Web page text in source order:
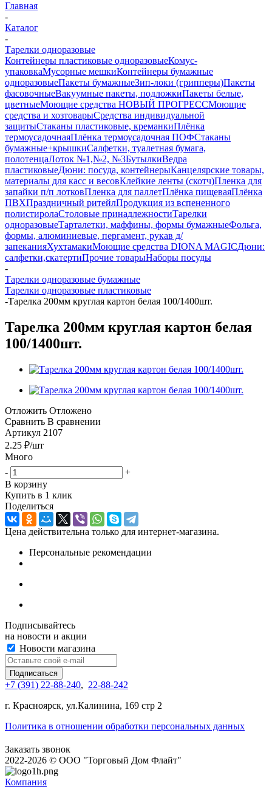
Главная
-
Каталог
-
Тарелки одноразовые
Контейнеры пластиковые одноразовыеКомус-
упаковкаМусорные мешкиКонтейнеры бумажные
одноразовыеПакеты бумажныеЗип-локи (грипперы)Пакеты
фасовочныеВакуумные пакеты, подложкиПакеты белые,
цветныеМоющие средства НОВЫЙ ПРОГРЕССМоющие
средства и хозтоварыСредства индивидуальной
защитыСтаканы пластиковые, креманкиПлёнка
термоусадочнаяПлёнка термоусадочная ПОФСтаканы
бумажные+крышкиСалфетки, туалетная бумага,
полотенцаЛоток №1,№2, №3БутылкиВедра
пластиковыеДюни: посуда, контейнерыКанцелярские товары,
материалы для касс и весовКлейкие ленты (скотч)Пленка для
запайки п/п лотковПленка для паллетПлёнка пищеваяПлёнка
ПВХПраздничный ритейлПродукция из вспененного
полистиролаСтоловые принадлежностиТарелки
одноразовыеТарталетки, маффины, формы бумажныеФольга,
формы, алюминиевые, пергамент, рукав д/
запеканияХухтамакиМоющие средства DIONA MAGICДюни:
салфетки,скатертиПрочие товарыНаборы посуды
-
Тарелки одноразовые бумажные
Тарелки одноразовые пластиковые
-Тарелка 200мм круглая картон белая 100/1400шт.
Тарелка 200мм круглая картон белая
100/1400шт.
Отложить Отложено
Сравнить В сравнении
Артикул 2107
2.25 ₽/шт
Много
-
+
В корзину
Купить в 1 клик
Поделиться
Цена действительна только для интернет-магазина.
Персональные рекомендации
Подписывайтесь
на новости и акции
Новости магазина
+7 (391) 22-88-240, 22-88-242
г. Красноярск, ул.Калинина, 169 стр 2
Политика в отношении обработки персональных данных
Заказать звонок
2022-2026 © OOO "Торговый Дом Флайт"
Компания